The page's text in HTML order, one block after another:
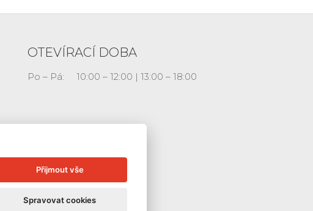
OTEVÍRACÍ DOBA
Po – Pá: 10:00 – 12:00 | 13:00 – 18:00
Přijmout vše
Spravovat cookies